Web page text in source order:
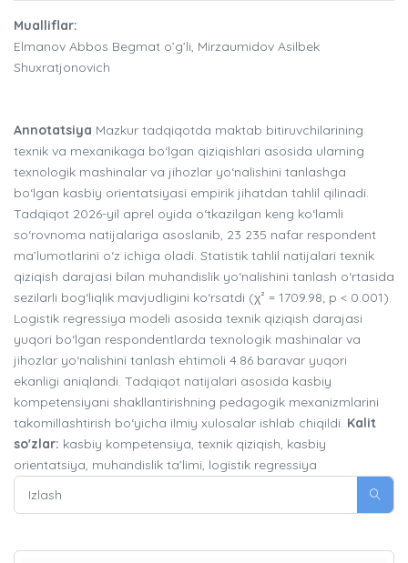
Mualliflar:
Elmanov Abbos Begmat o’g’li, Mirzaumidov Asilbek
Shuxratjonovich
Annotatsiya Mazkur tadqiqotda maktab bitiruvchilarining
texnik va mexanikaga bo‘lgan qiziqishlari asosida ularning
texnologik mashinalar va jihozlar yo‘nalishini tanlashga
bo‘lgan kasbiy orientatsiyasi empirik jihatdan tahlil qilinadi.
Tadqiqot 2026-yil aprel oyida o‘tkazilgan keng ko‘lamli
so‘rovnoma natijalariga asoslanib, 23 235 nafar respondent
ma’lumotlarini o‘z ichiga oladi. Statistik tahlil natijalari texnik
qiziqish darajasi bilan muhandislik yo‘nalishini tanlash o‘rtasida
sezilarli bog‘liqlik mavjudligini ko‘rsatdi (χ² = 1709.98; p < 0.001).
Logistik regressiya modeli asosida texnik qiziqish darajasi
yuqori bo‘lgan respondentlarda texnologik mashinalar va
jihozlar yo‘nalishini tanlash ehtimoli 4.86 baravar yuqori
ekanligi aniqlandi. Tadqiqot natijalari asosida kasbiy
kompetensiyani shakllantirishning pedagogik mexanizmlarini
takomillashtirish bo‘yicha ilmiy xulosalar ishlab chiqildi. Kalit
so'zlar: kasbiy kompetensiya, texnik qiziqish, kasbiy
orientatsiya, muhandislik ta’limi, logistik regressiya